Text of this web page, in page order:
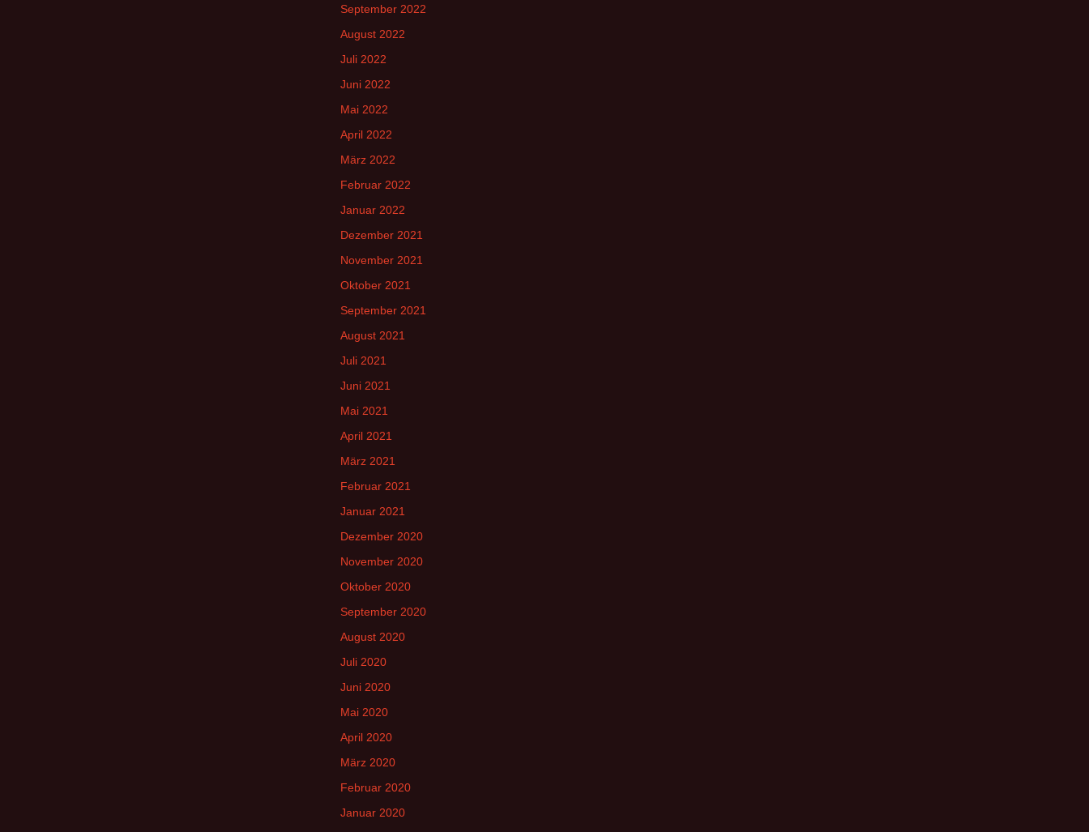
September 2022
August 2022
Juli 2022
Juni 2022
Mai 2022
April 2022
März 2022
Februar 2022
Januar 2022
Dezember 2021
November 2021
Oktober 2021
September 2021
August 2021
Juli 2021
Juni 2021
Mai 2021
April 2021
März 2021
Februar 2021
Januar 2021
Dezember 2020
November 2020
Oktober 2020
September 2020
August 2020
Juli 2020
Juni 2020
Mai 2020
April 2020
März 2020
Februar 2020
Januar 2020